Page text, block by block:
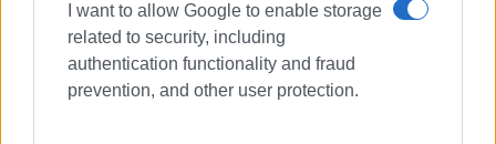
I want to allow Google to enable storage
related to security, including
authentication functionality and fraud
prevention, and other user protection.
στην κούραση. Σταδιακά μετατράπηκε σε έθιμο που
αποτελεί αναπόσπαστη τελετουργία στη συνείδηση
των απανταχού Κερκυραίων σε σχέση με την εορτή του
προστάτη Αγίου.